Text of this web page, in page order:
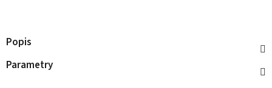
Popis
Parametry